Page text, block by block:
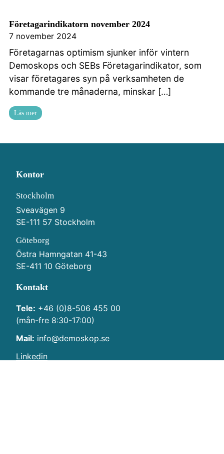
Företagarindikatorn november 2024
7 november 2024
Företagarnas optimism sjunker inför vintern
Demoskops och SEBs Företagarindikator, som
visar företagares syn på verksamheten de
kommande tre månaderna, minskar […]
Läs mer
Kontor
Stockholm
Sveavägen 9
SE-111 57 Stockholm
Göteborg
Östra Hamngatan 41-43
SE-411 10 Göteborg
Kontakt
Tele: +46 (0)8-506 455 00
(mån-fre 8:30-17:00)
Mail: info@demoskop.se
Linkedin